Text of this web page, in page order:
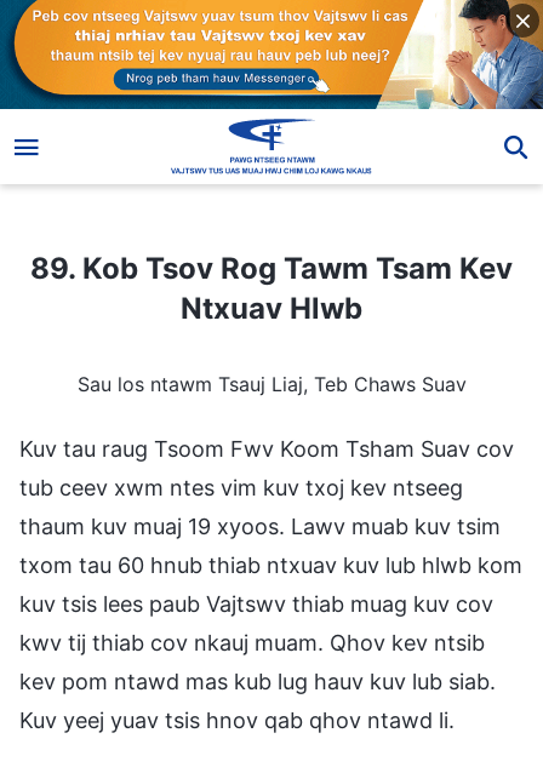
89. Kob Tsov Rog Tawm Tsam Kev Ntxuav Hlwb
89. Kob Tsov Rog Tawm Tsam Kev
Ntxuav Hlwb
Sau los ntawm Tsauj Liaj, Teb Chaws Suav
Kuv tau raug Tsoom Fwv Koom Tsham Suav cov
tub ceev xwm ntes vim kuv txoj kev ntseeg
thaum kuv muaj 19 xyoos. Lawv muab kuv tsim
txom tau 60 hnub thiab ntxuav kuv lub hlwb kom
kuv tsis lees paub Vajtswv thiab muag kuv cov
kwv tij thiab cov nkauj muam. Qhov kev ntsib
kev pom ntawd mas kub lug hauv kuv lub siab.
Kuv yeej yuav tsis hnov qab qhov ntawd li.